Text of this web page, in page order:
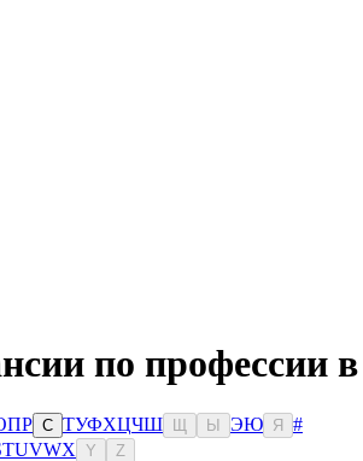
по профессии
ПР С ТУФХЦЧШ Ы ЭЮ Я
#
TUVWX Y Z